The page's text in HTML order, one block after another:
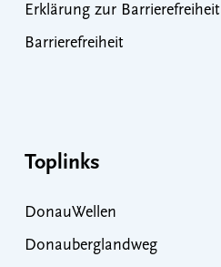
Erklärung zur Barrierefreiheit
Barrierefreiheit
Toplinks
DonauWellen
Donauberglandweg